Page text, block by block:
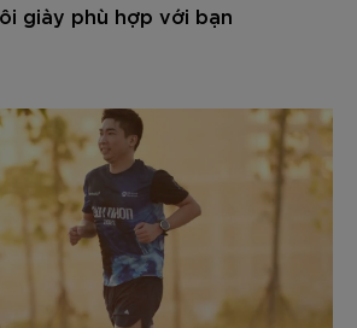
giày phù hợp với bạn